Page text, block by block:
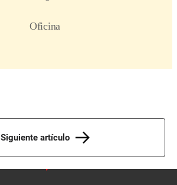
Siguiente artículo